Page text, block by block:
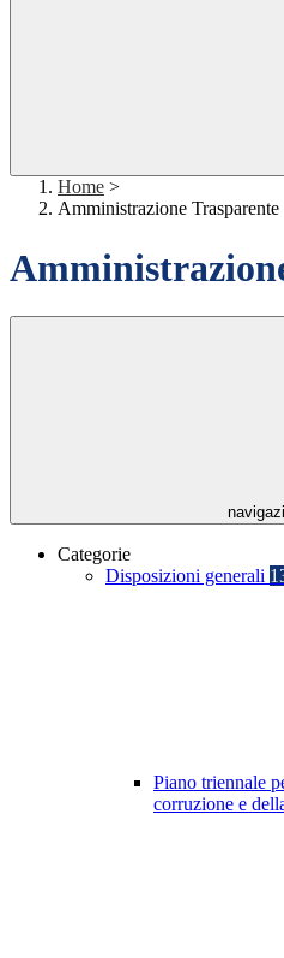
Home >
Amministrazione Trasparente
Categorie
Disposizioni generali
Piano triennale
corruzione e